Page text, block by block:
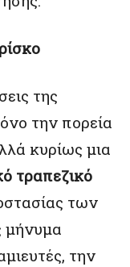
της
την πορεία
κυρίως μια
τραπεζικό
των
μήνυμα
την